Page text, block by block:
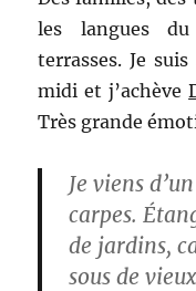
les langues
terrasses. Je
midi et j’achève
Très grande
Je viens
carpes.
de jardins,
sous de